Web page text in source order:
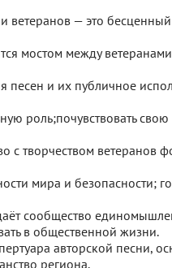
ветеранов — это
мостом между
песен и их публичное
роль;почувствовать свою
с творчеством ветеранов
мира и безопасности;
сообщество
в общественной жизни.
авторской песни,
региона.